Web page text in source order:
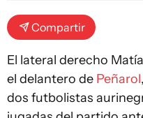
Compartir
El lateral derecho
el delantero de Peñarol
dos futbolistas